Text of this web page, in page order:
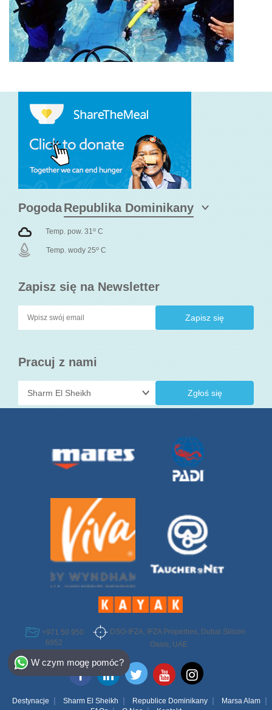
Zapisz się na Newsletter
Pracuj z nami
Zgłoś się
Pogoda
Temp. pow. 31o C
Temp. wody 25o C
+971 50 950
6952
DSO-IFZA, IFZA Properties, Dubai Silicon
Oasis, UAE
Destynacje Sharm El Sheikh Republice Dominikany
Marsa Alam
W czym mogę pomóc?
Select Destination
Egypt
Bahamas